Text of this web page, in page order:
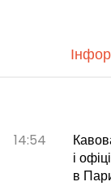
14:54
і
в